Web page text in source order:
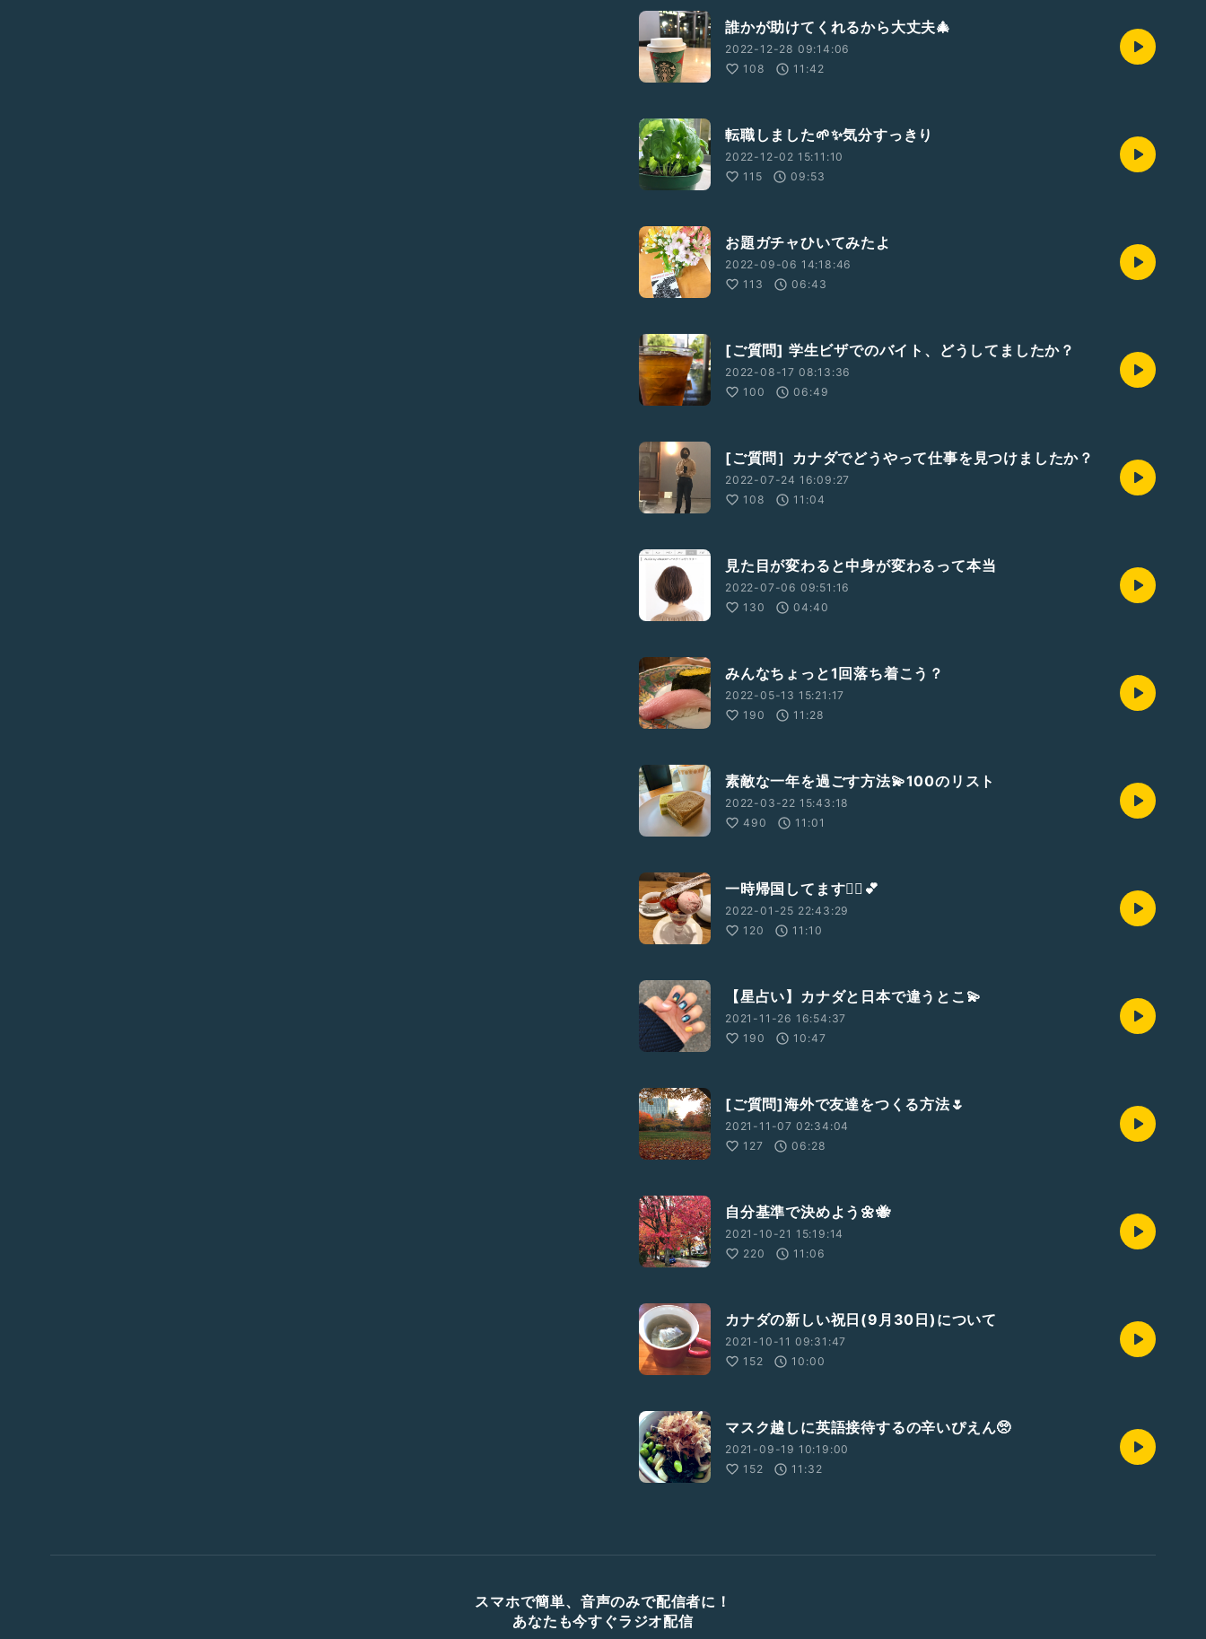
誰かが助けてくれるから大丈夫🎄
2022-12-28 09:14:06
108
11:42
転職しました🌱✨気分すっきり
2022-12-02 15:11:10
115
09:53
お題ガチャひいてみたよ
2022-09-06 14:18:46
113
06:43
[ご質問] 学生ビザでのバイト、どうしてましたか？
2022-08-17 08:13:36
100
06:49
[ご質問］カナダでどうやって仕事を見つけましたか？
2022-07-24 16:09:27
108
11:04
見た目が変わると中身が変わるって本当
2022-07-06 09:51:16
130
04:40
みんなちょっと1回落ち着こう？
2022-05-13 15:21:17
190
11:28
素敵な一年を過ごす方法💫100のリスト
2022-03-22 15:43:18
490
11:01
一時帰国してます🙋‍♀️💕
2022-01-25 22:43:29
120
11:10
【星占い】カナダと日本で違うとこ💫
2021-11-26 16:54:37
190
10:47
[ご質問]海外で友達をつくる方法🌷
2021-11-07 02:34:04
127
06:28
自分基準で決めよう🌼🐝
2021-10-21 15:19:14
220
11:06
カナダの新しい祝日(9月30日)について
2021-10-11 09:31:47
152
10:00
マスク越しに英語接待するの辛いぴえん🥺
2021-09-19 10:19:00
152
11:32
スマホで簡単、音声のみで配信者に！
あなたも今すぐラジオ配信